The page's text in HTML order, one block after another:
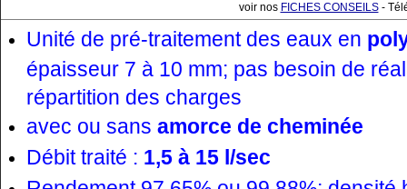
voir nos FICHES CONSEILS-
Unité de pré-traitement des eaux en
épaisseur 7 à 10 mm; pas besoin de
répartition des charges
avec ou sans amorce de cheminée
Débit traité : 1,5 à 15 l/sec